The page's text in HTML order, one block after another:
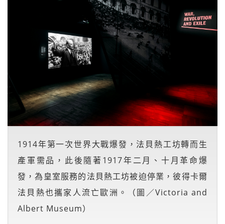
1914年第一次世界大戰爆發，法貝熱工坊轉而生
產軍需品，此後隨著1917年二月、十月革命爆
發，為皇室服務的法貝熱工坊被迫停業，彼得卡爾
法貝熱也攜家人流亡歐洲。（圖／Victoria and
Albert Museum）